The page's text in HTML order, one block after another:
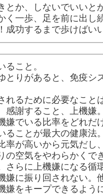
とか、しないでいいと
く一歩、足を前に出し
成功するまで歩けばい
ること。
とりがあると、免疫シ
れるために必要なこと
感謝すること、上機嫌。
嫌でいる比率をどれだ
ることが最大の健康法
率が高いから元気だし
の空気をやわらかくで
さらに上機嫌になる循
嫌に振り回されない。
嫌をキープできるよう